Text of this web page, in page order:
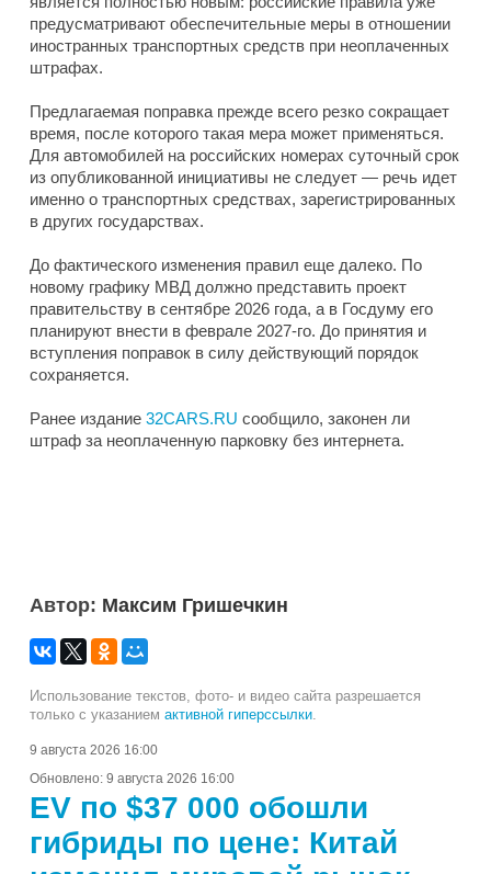
предусматривают обеспечительные меры в отношении
иностранных транспортных средств при неоплаченных
штрафах.
Предлагаемая поправка прежде всего резко сокращает
время, после которого такая мера может применяться.
Для автомобилей на российских номерах суточный срок
из опубликованной инициативы не следует — речь идет
именно о транспортных средствах, зарегистрированных
в других государствах.
До фактического изменения правил еще далеко. По
новому графику МВД должно представить проект
правительству в сентябре 2026 года, а в Госдуму его
планируют внести в феврале 2027-го. До принятия и
вступления поправок в силу действующий порядок
сохраняется.
Ранее издание 32CARS.RU сообщило, законен ли
штраф за неоплаченную парковку без интернета.
Автор: Максим Гришечкин
Использование текстов, фото- и видео сайта разрешается
только с указанием активной гиперссылки
9 августа 2026 16:00
Обновлено: 9 августа 2026 16:00
EV по $37 000 обошли
гибриды по цене: Китай